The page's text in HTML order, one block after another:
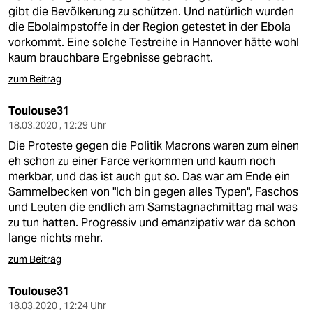
gibt die Bevölkerung zu schützen. Und natürlich wurden
die Ebolaimpstoffe in der Region getestet in der Ebola
vorkommt. Eine solche Testreihe in Hannover hätte wohl
kaum brauchbare Ergebnisse gebracht.
zum Beitrag
Toulouse31
18.03.2020 , 12:29 Uhr
Die Proteste gegen die Politik Macrons waren zum einen
eh schon zu einer Farce verkommen und kaum noch
merkbar, und das ist auch gut so. Das war am Ende ein
Sammelbecken von "Ich bin gegen alles Typen", Faschos
und Leuten die endlich am Samstagnachmittag mal was
zu tun hatten. Progressiv und emanzipativ war da schon
lange nichts mehr.
zum Beitrag
Toulouse31
18.03.2020 , 12:24 Uhr